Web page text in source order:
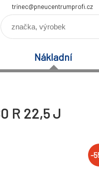
trinec@pneucentrumprofi.cz
Nákladní
R 22,5 J
-